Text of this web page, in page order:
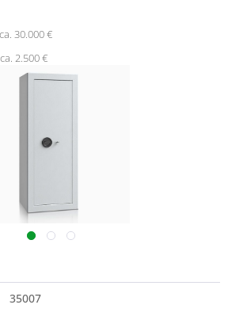
ca. 30.000 €
ca. 2.500 €
35007